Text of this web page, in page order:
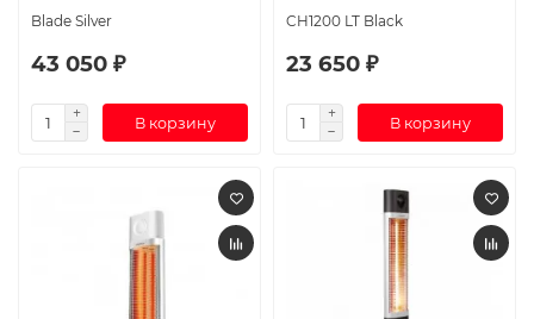
Blade Silver
43 050 ₽
В корзину
CH1200 LT Black
23 650 ₽
В корзину